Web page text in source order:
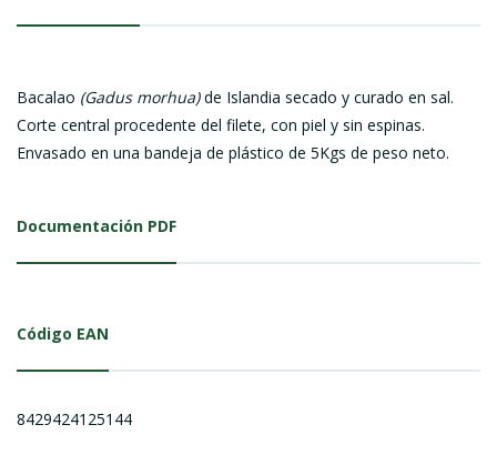
Bacalao (Gadus morhua)de Islandia secado y curado en sal.
Corte central procedente del filete, con piel y sin espinas.
Envasado en una bandeja de plástico de 5Kgs de peso neto.
Documentación PDF
Código EAN
8429424125144